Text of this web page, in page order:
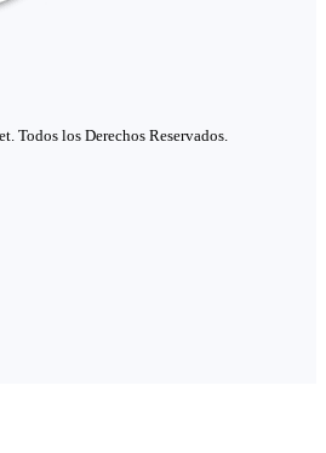
Todos los Derechos Reservados.